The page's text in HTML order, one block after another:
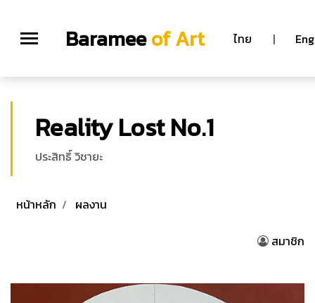
Barameeof Art ไทย | Eng
Reality Lost No.1
ประสิทธิ์ วิชายะ
หน้าหลัก ผลงาน
สมาชิก